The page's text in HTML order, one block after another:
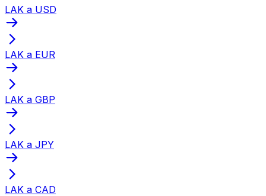
LAK a USD
LAK a EUR
LAK a GBP
LAK a JPY
LAK a CAD